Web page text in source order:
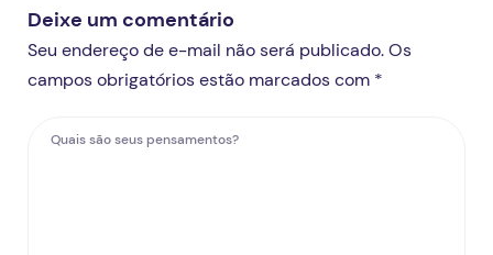
Deixe um comentário
Seu endereço de e-mail não será publicado. Os
campos obrigatórios estão marcados com *